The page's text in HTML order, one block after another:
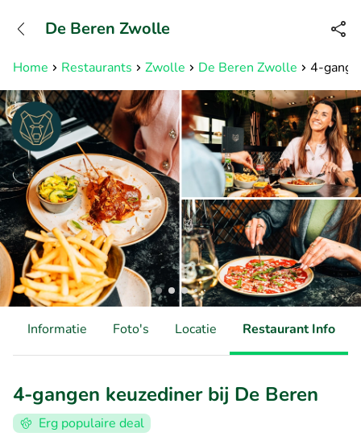
Bereikbaar tot 23:00 uur
Home Restaurants Zwolle De Beren Zwolle 4-
De Beren Zwolle
Informatie Foto's Locatie Restaurant Info
4-gangen keuzediner bij De Beren
Erg populaire deal